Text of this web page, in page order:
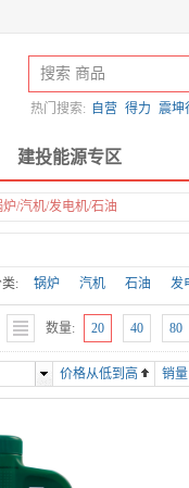
热门搜索: 自营 得力 震坤
建投能源专区
炉/汽机/发电机/石油
: 锅炉 汽机 石油 发
数量: 20 40 80
价格从低到高 销量